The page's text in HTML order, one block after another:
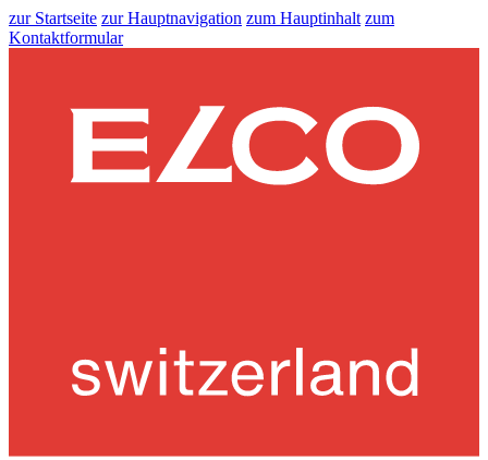
zur Startseite zur Hauptnavigation zum Hauptinhalt zum
Kontaktformular